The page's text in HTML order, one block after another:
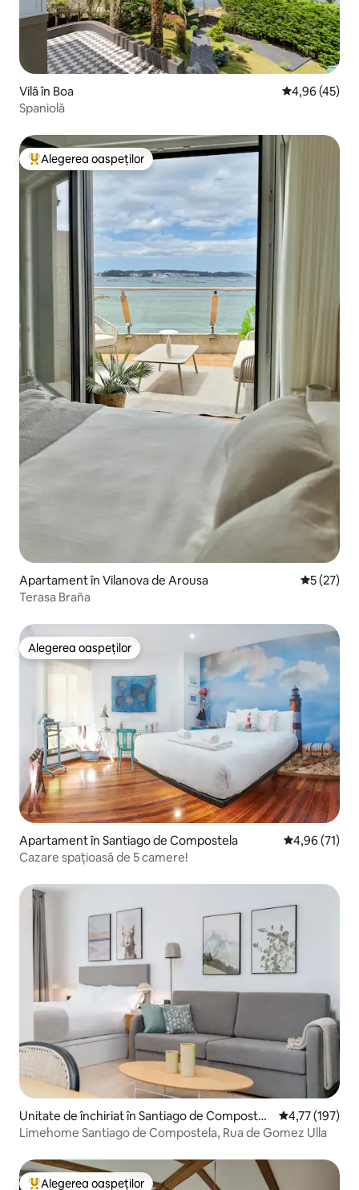
Vilă în Boa Scor mediu
4,96 (45)
Spaniolă
Locuință din topul categoriei Alegerea oaspeților
Alegerea oaspeților
Apartament în Vilanova de Arousa Scor
5 (27)
Terasa Braña
Alegerea oaspeților
Alegerea oaspeților
Apartament în Santiago de Compostela Scor mediu
4,96 (71)
Cazare spațioasă de 5 camere!
Unitate de închiriat în Santiago de Compostel
a
Scor mediu
4,77 (197)
Limehome Santiago de Compostela, Rua de Gomez Ulla
Alegerea oaspeților